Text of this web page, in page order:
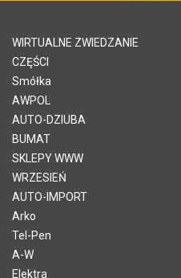
WIRTUALNE ZWIEDZANIE
CZĘŚCI
Smółka
AWPOL
AUTO-DZIUBA
BUMAT
SKLEPY WWW
WRZESIEŃ
AUTO-IMPORT
Arko
Tel-Pen
A-W
Elektra